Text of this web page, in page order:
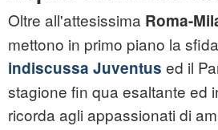
Oltre all'attesissima Roma-
mettono in primo piano la
indiscussa Juventus ed il
stagione fin qua esaltante ed
ricorda agli appassionati di